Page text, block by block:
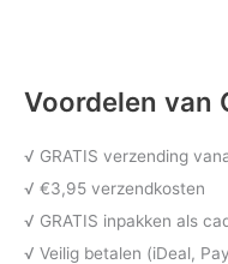
Voordelen van
√ GRATIS verzending
√ €3,95 verzendkosten
√ GRATIS inpakken als
√ Veilig betalen (iDeal,